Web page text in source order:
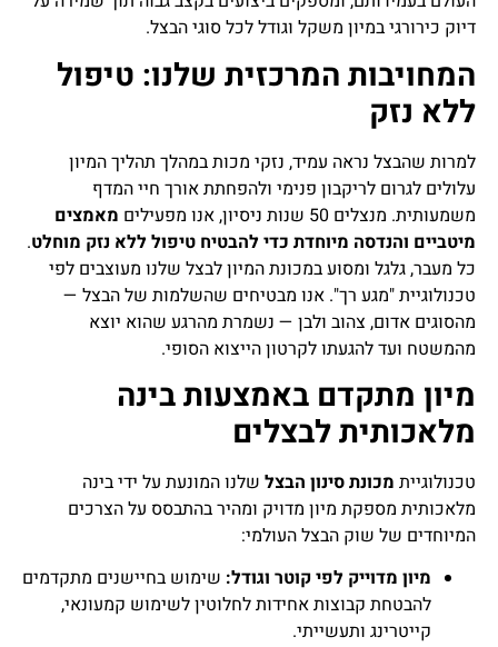
דיוק כירורגי במיון משקל וגודל לכל סוגי הבצל.
המחויבות המרכזית שלנו: טיפול
ללא נזק
למרות שהבצל נראה עמיד, נזקי מכות במהלך תהליך המיון
עלולים לגרום לריקבון פנימי ולהפחתת אורך חיי המדף
משמעותית. מנצלים 50 שנות ניסיון, אנו מפעילים
מאמצים
מיטביים והנדסה מיוחדת כדי להבטיח טיפול ללא נזק מוחלט.
כל מעבר, גלגל ומסוע במכונת המיון לבצל שלנו מעוצבים לפי
טכנולוגיית "מגע רך". אנו מבטיחים שהשלמות של הבצל —
מהסוגים אדום, צהוב ולבן — נשמרת מהרגע שהוא יוצא
מהמשטח ועד להגעתו לקרטון הייצוא הסופי.
מיון מתקדם באמצעות בינה
מלאכותית לבצלים
טכנולוגיית מכונת סינון הבצל שלנו המונעת על ידי בינה
מלאכותית מספקת מיון מדויק ומהיר בהתבסס על הצרכים
המיוחדים של שוק הבצל העולמי:
מיון מדוייק לפי קוטר וגודל: שימוש בחיישנים מתקדמים
להבטחת קבוצות אחידות לחלוטין לשימוש קמעונאי,
קייטרינג ותעשייתי.